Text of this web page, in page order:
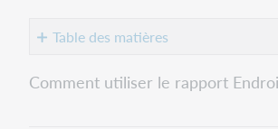
Table des matières
Accéder
aux
Comment utiliser le rapport